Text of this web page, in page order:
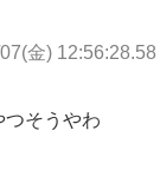
金)
つそうやわ